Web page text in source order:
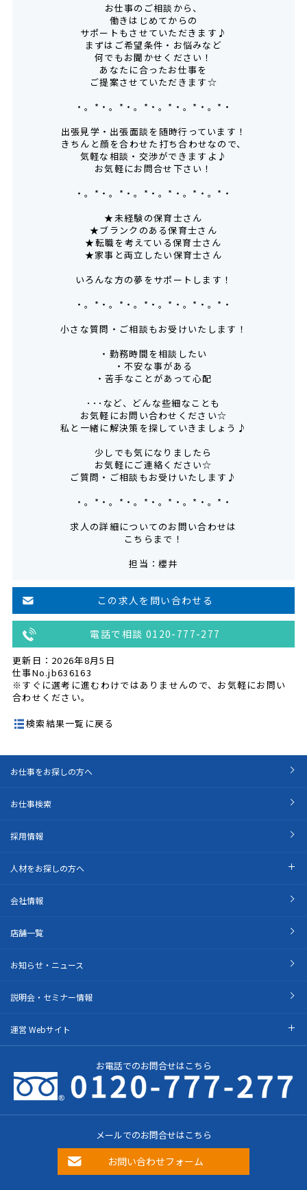
お仕事のご相談から、
働きはじめてからの
サポートもさせていただきます♪
まずはご希望条件・お悩みなど
何でもお聞かせください！
あなたに合ったお仕事を
ご提案させていただきます☆
・。*・。*・。*・。*・。*・。*・
出張見学・出張面談を随時行っています！
きちんと顔を合わせた打ち合わせなので、
気軽な相談・交渉ができますよ♪
お気軽にお問合せ下さい！
・。*・。*・。*・。*・。*・。*・
★未経験の保育士さん
★ブランクのある保育士さん
★転職を考えている保育士さん
★家事と両立したい保育士さん
いろんな方の夢をサポートします！
・。*・。*・。*・。*・。*・。*・
小さな質問・ご相談もお受けいたします！
・勤務時間を相談したい
・不安な事がある
・苦手なことがあって心配
･･･など、どんな些細なことも
お気軽にお問い合わせください☆
私と一緒に解決策を探していきましょう♪
少しでも気になりましたら
お気軽にご連絡ください☆
ご質問・ご相談もお受けいたします♪
・。*・。*・。*・。*・。*・。*・
求人の詳細についてのお問い合わせは
こちらまで！
担当：櫻井
この求人を問い合わせる
電話で相談 0120-777-277
更新日：2026年8月5日
仕事No.jb636163
※すぐに選考に進むわけではありませんので、お気軽にお問い
合わせください。
検索結果一覧に戻る
お仕事をお探しの方へ
お仕事検索
採用情報
人材をお探しの方へ
会社情報
店舗一覧
お知らせ・ニュース
説明会・セミナー情報
運営 Webサイト
お電話でのお問合せはこちら
メールでのお問合せはこちら
お問い合わせフォーム